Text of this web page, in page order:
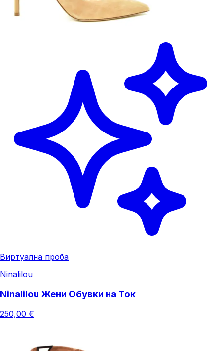
Виртуална проба
Ninalilou
Ninalilou Жени Обувки на Ток
250,00 €